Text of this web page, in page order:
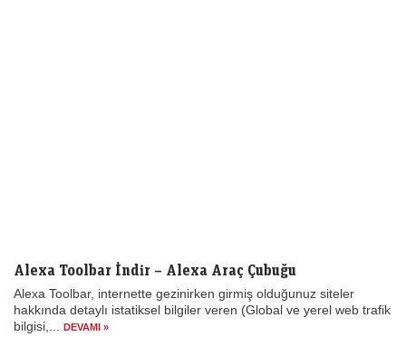
Alexa Toolbar İndir – Alexa Araç Çubuğu
Alexa Toolbar, internette gezinirken girmiş olduğunuz siteler
hakkında detaylı istatiksel bilgiler veren (Global ve yerel web trafik
bilgisi,...
DEVAMI »